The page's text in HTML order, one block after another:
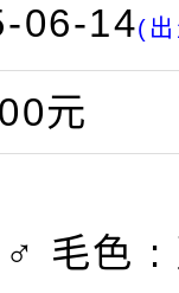
06-14(
元
毛色 :